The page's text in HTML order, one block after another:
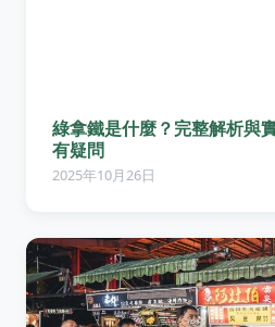
綠拿鐵是什麼？完整解析與
有疑問
2025年10月26日